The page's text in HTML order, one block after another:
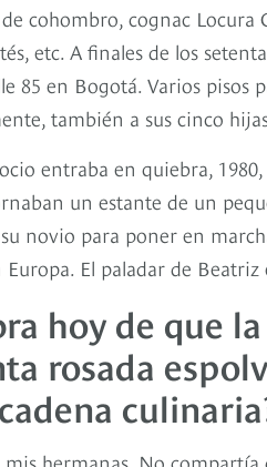
cohombro, cognac
etc. A finales de los
85 en Bogotá. Varios pisos
también a sus cinco
entraba en quiebra,
un estante de un
novio para poner en
El paladar de Beatriz
hoy de que
rosada
hermanas. No